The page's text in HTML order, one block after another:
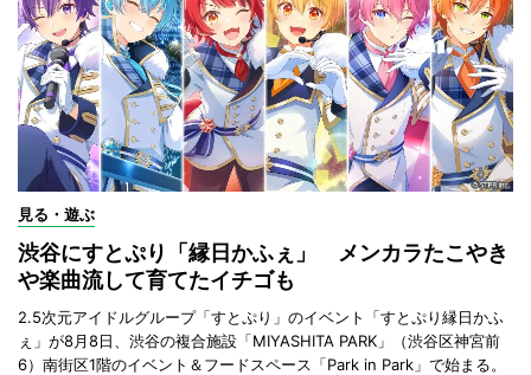
見る・遊ぶ
渋谷にすとぷり「縁日かふぇ」 メンカラたこやき
や楽曲流して育てたイチゴも
2.5次元アイドルグループ「すとぷり」のイベント「すとぷり縁日かふ
ぇ」が8月8日、渋谷の複合施設「MIYASHITA PARK」（渋谷区神宮前
6）南街区1階のイベント＆フードスペース「Park in Park」で始まる。